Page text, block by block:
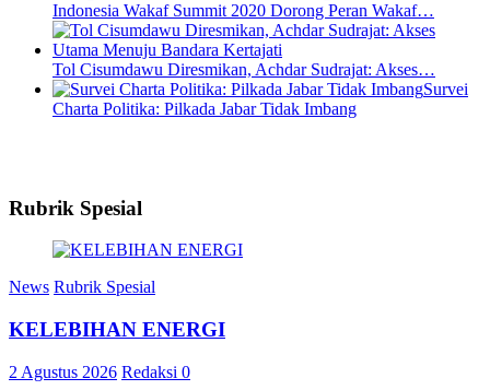
Indonesia Wakaf Summit 2020 Dorong Peran Wakaf…
Tol Cisumdawu Diresmikan, Achdar Sudrajat: Akses…
Survei
Charta Politika: Pilkada Jabar Tidak Imbang
Rubrik Spesial
News Rubrik Spesial
KELEBIHAN ENERGI
2 Agustus 2026 Redaksi 0